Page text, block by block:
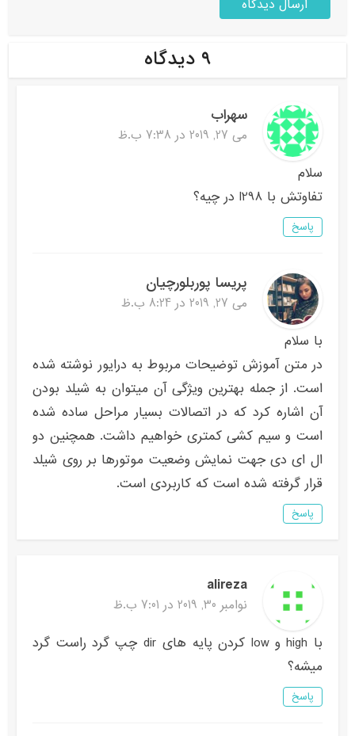
۹ دیدگاه
سهراب
می 27, 2019 در 7:38 ب.ظ
سلام
تفاوتش با l298 در چیه؟
پاسخ
پریسا پوربلورچیان
می 27, 2019 در 8:24 ب.ظ
با سلام
در متن آموزش توضیحات مربوط به درایور نوشته شده
است. از جمله بهترین ویژگی آن میتوان به شیلد بودن
آن اشاره کرد که در اتصالات بسیار مراحل ساده شده
است و سیم کشی کمتری خواهیم داشت. همچنین دو
ال ای دی جهت نمایش وضعیت موتورها بر روی شیلد
قرار گرفته شده است که کاربردی است.
پاسخ
alireza
نوامبر 30, 2019 در 7:01 ب.ظ
با high و low کردن پایه های dir چپ گرد راست گرد
میشه؟
پاسخ